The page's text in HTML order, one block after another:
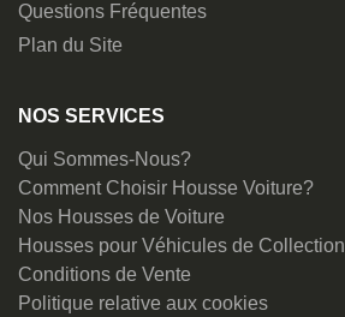
Questions Fréquentes
Plan du Site
NOS SERVICES
Qui Sommes-Nous?
Comment Choisir Housse Voiture?
Nos Housses de Voiture
Housses pour Véhicules de Collection
Conditions de Vente
Politique relative aux cookies